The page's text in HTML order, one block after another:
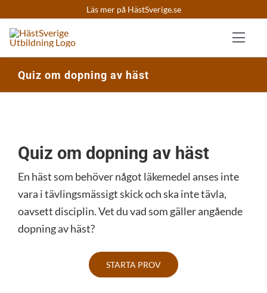
innehållet
Läs mer på HästSverige.se
Quiz om dopning av häst
Quiz om dopning av häst
En häst som behöver något läkemedel anses inte
vara i tävlingsmässigt skick och ska inte tävla,
oavsett disciplin. Vet du vad som gäller angående
dopning av häst?